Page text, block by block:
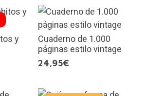
y
Cuaderno de 1.000
páginas estilo vintage
24,95€